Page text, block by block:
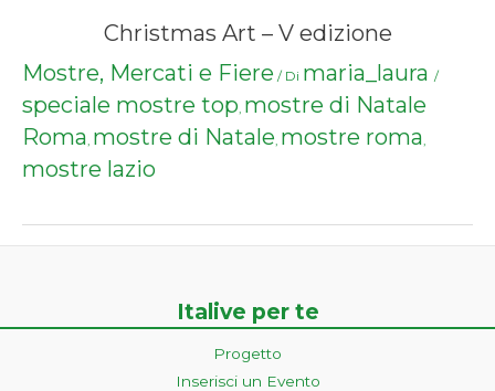
Christmas Art – V edizione
Mostre, Mercati e Fiere / Di maria_laura /
speciale mostre top, mostre di Natale
Roma, mostre di Natale, mostre roma,
mostre lazio
Italive per te
Progetto
Inserisci un Evento